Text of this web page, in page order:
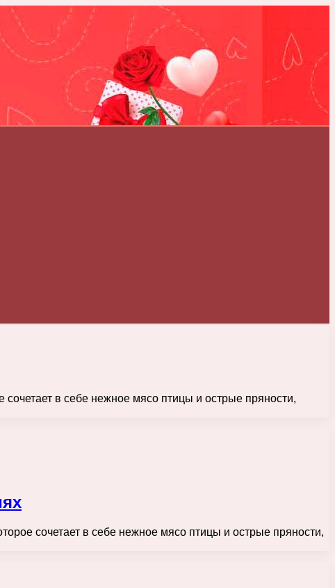
в себе нежное мясо птицы и острые пряности,
сочетает в себе нежное мясо птицы и острые пряности,